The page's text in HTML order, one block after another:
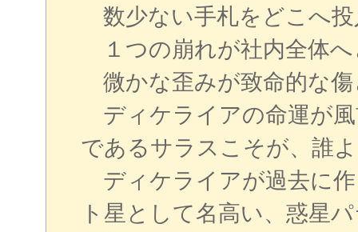
数少ない手札をどこへ投
１つの崩れが社内全体
微かな歪みが致命的な
ディケライアの命運が
であるサラスこそが、誰
ディケライアが過去に
ト星として名高い、惑星